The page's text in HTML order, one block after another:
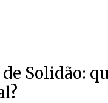
de Solidão: